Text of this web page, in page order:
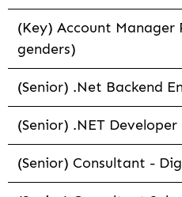
(Key) Account Manager
genders)
(Senior) .Net Backend
(Senior) .NET
(Senior) Consultant -